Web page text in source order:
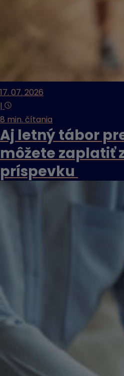
17. 07. 2026
|
8 min. čítania
Aj letný tábor
môžete zaplatiť
príspevku